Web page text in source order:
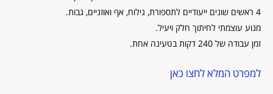
4 ראשים שונים ייעודיים לתספורת, גילוח, אף ואוזניים, גבות.
מנוע עוצמתי לחיתוך חלק ויעיל.
זמן עבודה של 240 דקות בטעינה אחת.
למפרט המלא לחצו כאן